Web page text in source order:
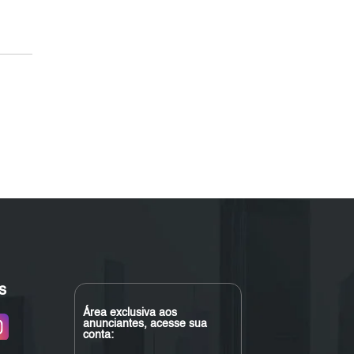
Área exclusiva aos
anunciantes, acesse sua
conta: